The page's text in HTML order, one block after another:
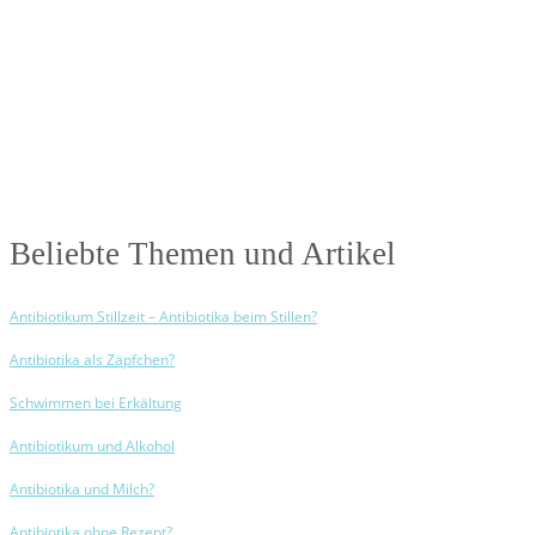
Beliebte Themen und Artikel
Antibiotikum Stillzeit – Antibiotika beim Stillen?
Antibiotika als Zäpfchen?
Schwimmen bei Erkältung
Antibiotikum und Alkohol
Antibiotika und Milch?